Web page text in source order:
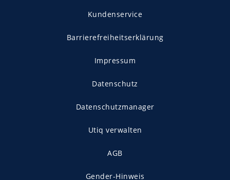
Kundenservice
Barrierefreiheitserklärung
Impressum
Datenschutz
Datenschutzmanager
Utiq verwalten
AGB
Gender-Hinweis